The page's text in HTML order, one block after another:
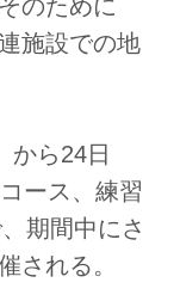
のために
施設での地
から24日
ース、練習
期間中にさ
される。